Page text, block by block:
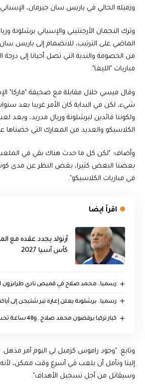
وزميله الحالي في باريس سان جيرمان،
وترك النجمان الأرجنتيني والإسباني برشلونة
الماضي على الترتيب، للانضمام إلى باريس
من الخصومة والندية التي تصل أحيانا إلى درجة
مباريات "الليغا".
وقال ميسي خلال مقابلة مع صحيفة "ماركا"
شيء، لكن في البداية كان الأمر غريبا بعد
ولكوننا قائدين لبرشلونة وريال مدريد، وبعد
الكلاسيكو والعديد من المعارك التي
وأضاف: "لكن كل ما حدث هناك بقي في الملعب
بعضنا البعض كثيرا، بغض النظر عن مدى
في مباريات الكلاسيكو".
اقرأ ايضا
أرنولد يجدد عقده مع
كأس آسيا 2027
رسميا.. محمد صلاح في قميص نادي طرابزون
رسميا.. برشلونة يعلن إعارة تير شتيجن إلى
كبار تركيا يرفضون محمد صلاح.. و48 ساعة تحسم مصيره
وتابع: "وجود راموس كزميل لي اليوم أمر
إلينا ونأمل أن يلعب في أسرع وقت ممكن،
وسيقاتل من أجل تسجيل الأهداف".